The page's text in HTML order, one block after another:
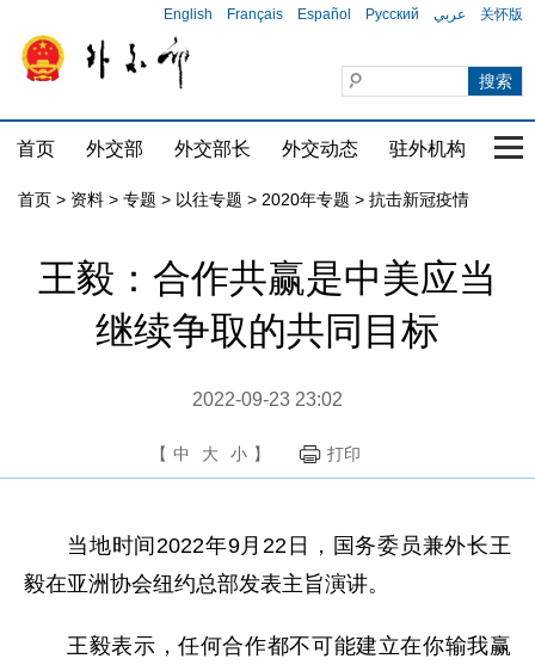
English Français Español Русский عربي 关怀版
首页 外交部 外交部长 外交动态 驻外机构 国
首页 > 资料 > 专题 > 以往专题 > 2020年专题 > 抗击新冠疫情
王毅：合作共赢是中美应当
继续争取的共同目标
2022-09-23 23:02
【 中 大 小 】 打印
当地时间2022年9月22日，国务委员兼外长王
毅在亚洲协会纽约总部发表主旨演讲。
王毅表示，任何合作都不可能建立在你输我赢